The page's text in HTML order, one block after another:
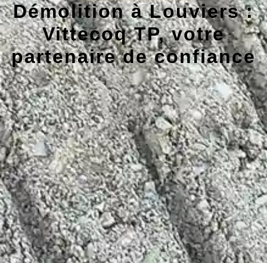
Démolition à Louviers :
Vittecoq TP, votre
partenaire de confiance